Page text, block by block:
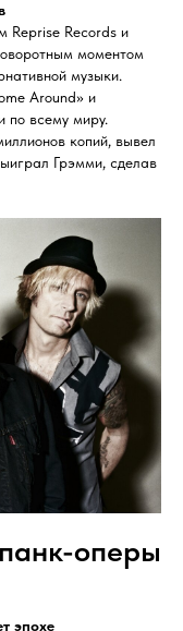
Reprise Records и
моментом
музыки.
Around» и
по всему миру.
копий, вывел
Грэмми, сделав
оперы
эпохе